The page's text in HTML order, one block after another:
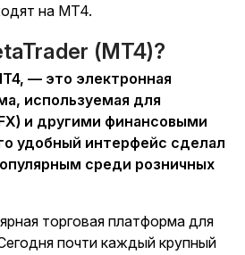
на MT4.
(MT4)?
— это электронная
используемая для
и другими финансовыми
удобный интерфейс сделал
среди розничных
торговая платформа для
почти каждый крупный